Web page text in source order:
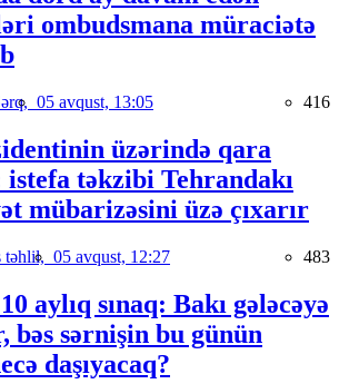
ombudsmana müraciətə
05 avqust, 13:05 416
üzərində qara
təkzibi Tehrandakı
mübarizəsini üzə çıxarır
təhlil, 05 avqust, 12:27 483
aylıq sınaq: Bakı gələcəyə
bəs sərnişin bu günün
daşıyacaq?